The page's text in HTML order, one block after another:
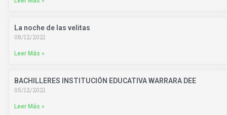
La noche de las velitas
08/12/2021
Leer Más »
BACHILLERES INSTITUCIÓN EDUCATIVA WARRARA DEE
05/12/2021
Leer Más »